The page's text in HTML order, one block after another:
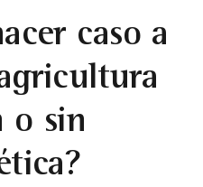
caso a
o sin